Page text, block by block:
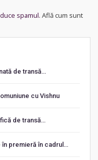
spamul. Află cum sunt
de transă…
cu Vishnu
de transă…
premieră în cadrul…